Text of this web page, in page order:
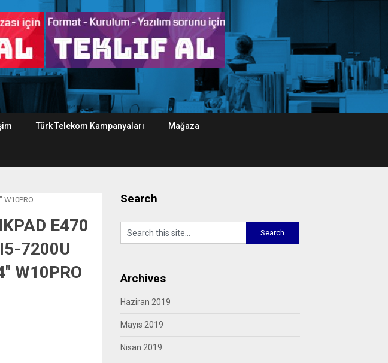
Türk Telekom Kampanyaları Mağaza
W10PRO
E470
7200U
W10PRO
Search
Archives
Haziran 2019
Mayıs 2019
Nisan 2019